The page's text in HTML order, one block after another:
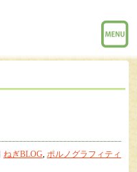
menu
ねぎBLOG, ポルノグラフィティ